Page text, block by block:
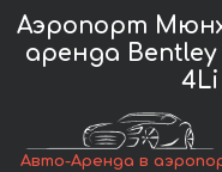
Аэропорт
аренда Bentley
4Li
Авто-Аренда в